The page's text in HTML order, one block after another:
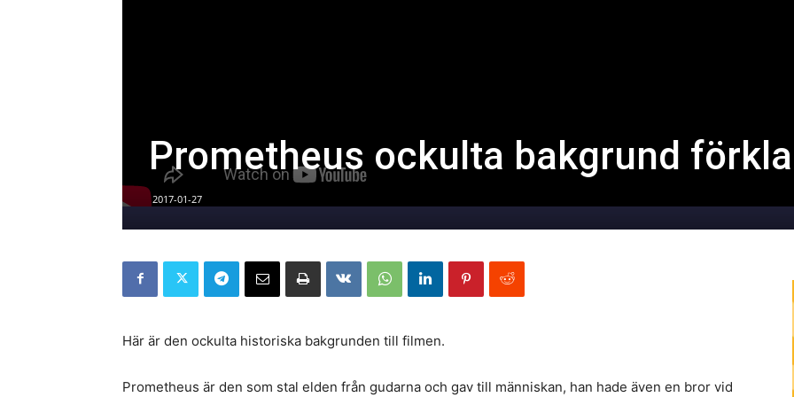
Prometheus ockulta bakgrund
2017-01-27
Här är den ockulta historiska bakgrunden till filmen.
Prometheus är den som stal elden från gudarna och gav till människan, han hade även en bror vid